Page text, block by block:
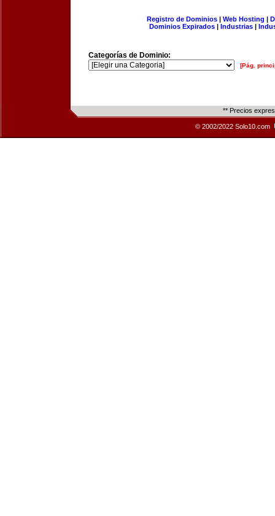
Registro de Dominios| Web Hosting |
Dominios Expirados | Industrias |
Categorías de Dominio:
[Pág.
** Precios
© 2002/2022 Solo10.com